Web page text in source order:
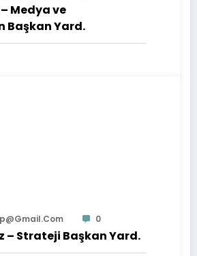
Medya ve
Başkan Yard.
0
– Strateji Başkan Yard.